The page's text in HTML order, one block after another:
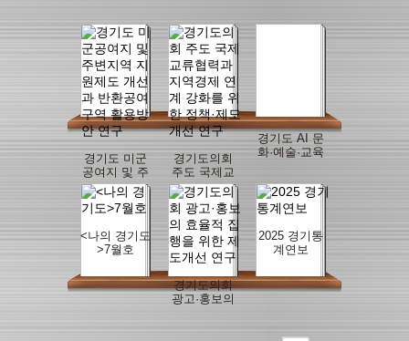
경기도 미군
공여지 및 주
변지역 지원
제도 개선과
반환공여구
연구
경기도의회
주도 국제교
류협력과 지
역경제 연계
강화를 위한
정책·제도 개
선 연구
경기도 AI 문
화·예술·교육
반 로컬크리
에이터와의
구
<나의 경기도
>7월호
경기도의회
광고·홍보의
2025 경기통
계연보